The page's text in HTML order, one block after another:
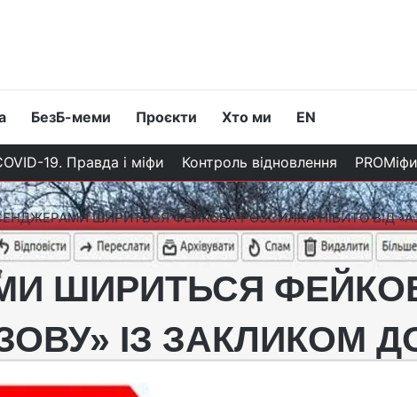
БезБ-меми Проєкти Хто ми EN
19. Правда і міфи Контроль відновлення PROМіфи
ШИРИТЬСЯ ФЕЙКОВА РОЗСИЛКА НІБИТО ВІД
ШИРИТЬСЯ
ІЗ ЗАКЛИКОМ